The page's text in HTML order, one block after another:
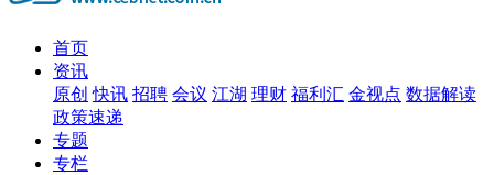
首页
资讯
原创 快讯 招聘 会议 江湖 理财 福利汇 金视点 数据解读
政策速递
专题
专栏